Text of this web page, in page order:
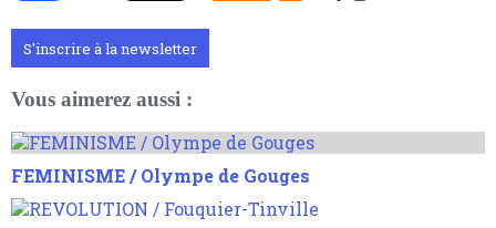
S'inscrire à la newsletter
Vous aimerez aussi :
FEMINISME / Olympe de Gouges